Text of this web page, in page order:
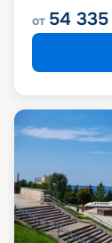
от 54 335